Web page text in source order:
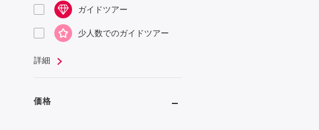
ガイドツアー
少人数でのガイドツアー
詳細
価格